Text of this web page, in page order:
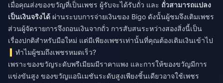
เมื่อคุณส่งของขวัญที่เป็นเพชร ผู้รับจะได้รับถั่ว และ ถั่วสามารถแปลง
เป็นเงินจริงได้ ผ่านระบบการจ่ายเงินของ Bigo ดังนั้นผู้ชมจึงเติมเพชร
ส่วนผู้จัดรายการจึงถอนเงินจากถั่ว การสับสนระหว่างสองสิ่งนี้เป็น
เรื่องปกติสำหรับมือใหม่ แต่มีเพียงเพชรเท่านั้นที่คุณต้องเติมเงินเข้าไป
ทำไมผู้ชมถึงเพชรหมดเร็ว?
เพราะของขวัญระดับพรีเมียมมีราคาแพง และการให้ของขวัญมีการ
แข่งขันสูง ของขวัญแอนิเมชันระดับสูงเพียงชิ้นเดียวอาจใช้เพชร